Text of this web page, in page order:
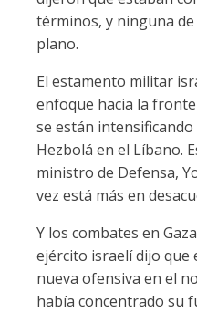
términos, y ninguna
plano.
El estamento militar
enfoque hacia la
se están
Hezbolá en el Líbano.
ministro de Defensa,
vez está más en
Y los combates en
ejército israelí dijo que
nueva ofensiva en el
había concentrado su